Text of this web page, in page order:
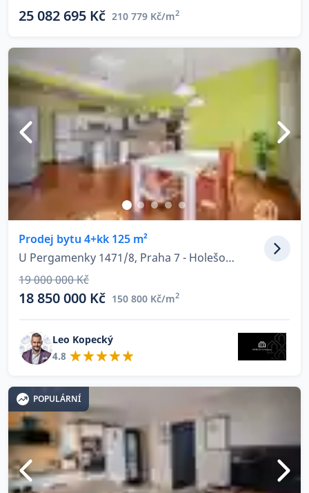
25 082 695 Kč 210 779 Kč/m2
Prodej bytu 4+kk 125 m²
U Pergamenky 1471/8, Praha 7 - Holešovice
19 000 000 Kč
18 850 000 Kč 150 800 Kč/m2
Leo Kopecký
4.8
POPULÁRNÍ